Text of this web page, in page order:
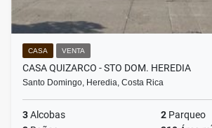
CASA VENTA
CASA QUIZARCO - STO DOM. HEREDIA
Santo Domingo, Heredia, Costa Rica
3Alcobas 2 Parqueo